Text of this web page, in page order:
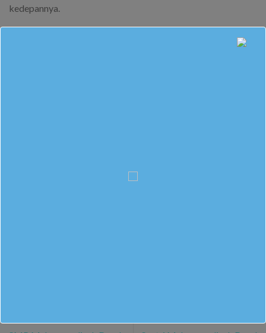
kedepannya.
Jeda hari pertama ini selain menjadikan siswa memunculkan